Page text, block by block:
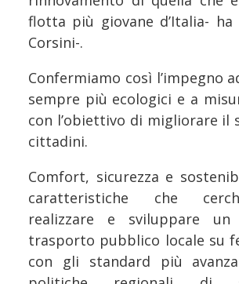
flotta più giovane d’Italia-
Corsini-.
Confermiamo così l’impegno
sempre più ecologici e a
con l’obiettivo di migliorare il
cittadini.
Comfort, sicurezza e
caratteristiche che
realizzare e sviluppare
trasporto pubblico locale su
con gli standard più